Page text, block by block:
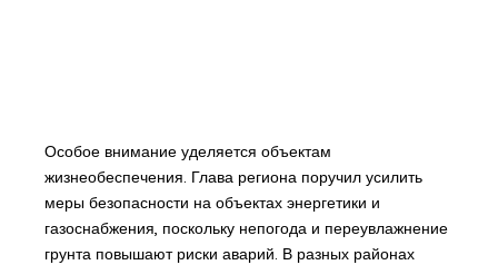
Особое внимание уделяется объектам
жизнеобеспечения. Глава региона поручил усилить
меры безопасности на объектах энергетики и
газоснабжения, поскольку непогода и переувлажнение
грунта повышают риски аварий. В разных районах